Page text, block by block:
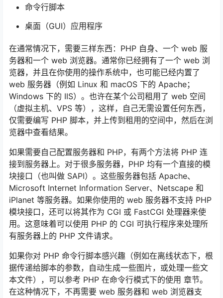
命令行脚本
桌面（GUI）应用程序
在通常情况下，需要三样东西：PHP 自身、一个 web 服
务器和一个 web 浏览器。通常你已经拥有了一个 web 浏
览器，并且在你使用的操作系统中，也可能已经内置了
web 服务器（例如 Linux 和 macOS 下的 Apache；
Windows 下的 IIS）。也许在某个公司租用了 web 空间
（虚拟主机、VPS 等），这样，自己无需设置任何东西，
仅需要编写 PHP 脚本，并上传到租用的空间中，然后在浏
览器中查看结果。
如果需要自己配置服务器和 PHP，有两个方法将 PHP 连
接到服务器上。对于很多服务器，PHP 均有一个直接的模
块接口（也叫做 SAPI）。这些服务器包括 Apache、
Microsoft Internet Information Server、Netscape 和
iPlanet 等服务器。如果你使用的 web 服务器不支持 PHP
模块接口，还可以将其作为 CGI 或 FastCGI 处理器来使
用。这意味着可以使用 PHP 的 CGI 可执行程序来处理所
有服务器上的 PHP 文件请求。
如果你对 PHP 命令行脚本感兴趣（例如在离线状态下，根
据传递给脚本的参数，自动生成一些图片，或处理一些文
本文件），可以参考 PHP 在命令行模式下的使用 章节。
在这种情况下，不再需要 web 服务器和 web 浏览器支